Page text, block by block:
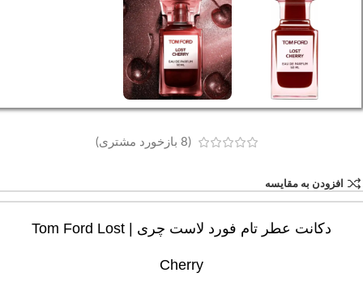
(
8 بازخورد مشتری)
افزودن به مقایسه
دکانت عطر تام فورد لاست چری | Tom Ford Lost
Cherry